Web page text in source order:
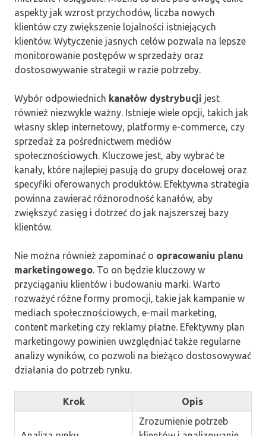
aspekty jak wzrost przychodów, liczba nowych
klientów czy zwiększenie lojalności istniejących
klientów. Wytyczenie jasnych celów pozwala na lepsze
monitorowanie postępów w sprzedaży oraz
dostosowywanie strategii w razie potrzeby.
Wybór odpowiednich kanałów dystrybucji jest
również niezwykle ważny. Istnieje wiele opcji, takich jak
własny sklep internetowy, platformy e-commerce, czy
sprzedaż za pośrednictwem mediów
społecznościowych. Kluczowe jest, aby wybrać te
kanały, które najlepiej pasują do grupy docelowej oraz
specyfiki oferowanych produktów. Efektywna strategia
powinna zawierać różnorodność kanałów, aby
zwiększyć zasięg i dotrzeć do jak najszerszej bazy
klientów.
Nie można również zapominać o opracowaniu planu
marketingowego. To on będzie kluczowy w
przyciąganiu klientów i budowaniu marki. Warto
rozważyć różne formy promocji, takie jak kampanie w
mediach społecznościowych, e-mail marketing,
content marketing czy reklamy płatne. Efektywny plan
marketingowy powinien uwzględniać także regularne
analizy wyników, co pozwoli na bieżąco dostosowywać
działania do potrzeb rynku.
Krok Opis
Zrozumienie potrzeb